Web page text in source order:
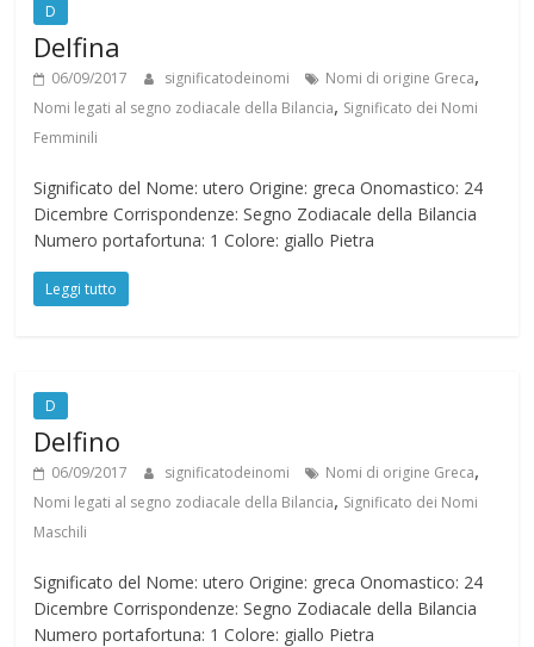
D
Delfina
06/09/2017 significatodeinomi Nomi di origine Greca,
Nomi legati al segno zodiacale della Bilancia, Significato dei Nomi
Femminili
Significato del Nome: utero Origine: greca Onomastico: 24
Dicembre Corrispondenze: Segno Zodiacale della Bilancia
Numero portafortuna: 1 Colore: giallo Pietra
Leggi tutto
D
Delfino
06/09/2017 significatodeinomi Nomi di origine Greca,
Nomi legati al segno zodiacale della Bilancia, Significato dei Nomi
Maschili
Significato del Nome: utero Origine: greca Onomastico: 24
Dicembre Corrispondenze: Segno Zodiacale della Bilancia
Numero portafortuna: 1 Colore: giallo Pietra